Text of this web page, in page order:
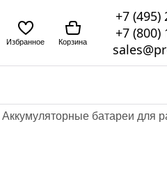
Избранное Корзина
+7 (495)
+7 (800)
Аккумуляторные батареи для